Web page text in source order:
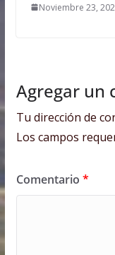
Noviembre 23,
Agregar un
Tu dirección de
Los campos
Comentario *